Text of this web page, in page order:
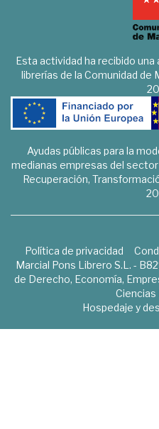
Esta actividad ha recibido una
librerías de la Comunidad de
Ayudas públicas para la
medianas empresas del
Recuperación,
Política de privacidad
Marcial Pons Librero S.L. -
de Derecho, Economía,
Ciencias
Hospedaje y